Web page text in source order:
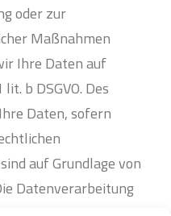
oder zur
Maßnahmen
Ihre Daten auf
b DSGVO. Des
Daten, sofern
auf Grundlage von
Datenverarbeitung